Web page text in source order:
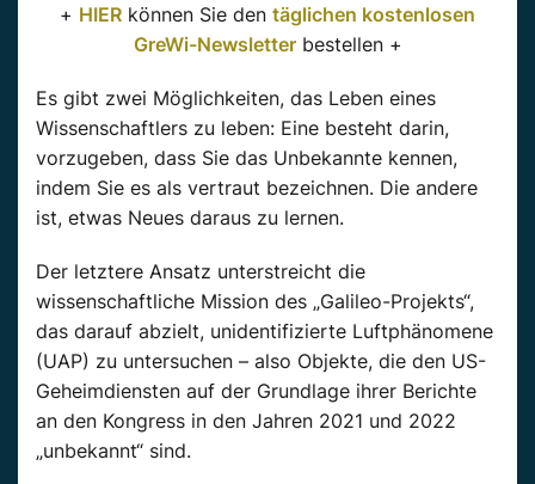
+ HIER können Sie den täglichen kostenlosen
GreWi-Newsletterbestellen +
Es gibt zwei Möglichkeiten, das Leben eines
Wissenschaftlers zu leben: Eine besteht darin,
vorzugeben, dass Sie das Unbekannte kennen,
indem Sie es als vertraut bezeichnen. Die andere
ist, etwas Neues daraus zu lernen.
Der letztere Ansatz unterstreicht die
wissenschaftliche Mission des „Galileo-Projekts“,
das darauf abzielt, unidentifizierte Luftphänomene
(UAP) zu untersuchen – also Objekte, die den US-
Geheimdiensten auf der Grundlage ihrer Berichte
an den Kongress in den Jahren 2021 und 2022
„unbekannt“ sind.